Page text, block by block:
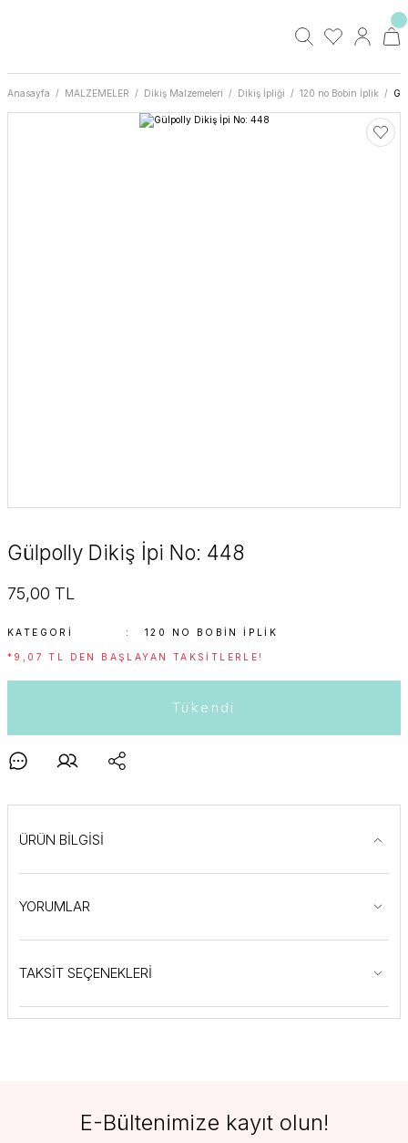
Anasayfa MALZEMELER Dikiş Malzemeleri Dikiş İpliği 120 no Bobin İplik
Gülpolly Dikiş İpi No: 448
75,00 TL
KATEGORI 120 NO BOBIN İPLIK
*9,07 TL DEN BAŞLAYAN TAKSITLERLE!
Tükendi
ÜRÜN BİLGİSİ
YORUMLAR
TAKSİT SEÇENEKLERİ
E-Bültenimize kayıt olun!